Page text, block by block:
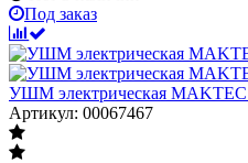
Под заказ
УШМ электрическая
Артикул: 00067467